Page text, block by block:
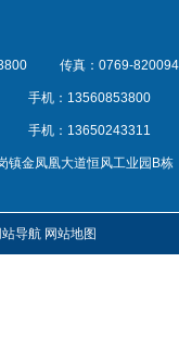
传真：0769-
手机：13560853800
手机：13650243311
镇金凤凰大道恒风工业园B栋
站导航 网站地图